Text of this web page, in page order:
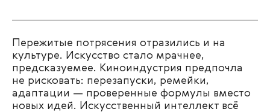
Пережитые потрясения отразились и на
культуре. Искусство стало мрачнее,
предсказуемее. Киноиндустрия предпочла
не рисковать: перезапуски, ремейки,
адаптации — проверенные формулы вместо
новых идей. Искусственный интеллект всё